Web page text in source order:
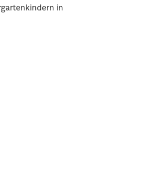
in